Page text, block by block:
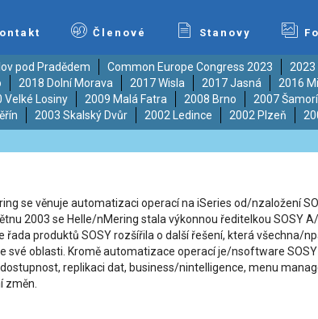
Členové Stanovy
pod Pradědem Common Europe Congress 2023
2018 Dolní Morava 2017 Wisla 2017 Jasná 2016
Velké Losiny 2009 Malá Fatra 2008 Brno 2007
2003 Skalský Dvůr 2002 Ledince 2002 Plzeň
se věnuje automatizaci operací na iSeries od/nzaložení
2003 se Helle/nMering stala výkonnou ředitelkou SOSY
řada produktů SOSY rozšířila o další řešení, která všechna/
své oblasti. Kromě automatizace operací je/nsoftware
replikaci dat, business/nintelligence, menu
změn.